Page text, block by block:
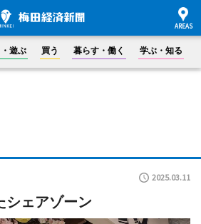
遊ぶ 買う 暮らす・働く 学ぶ・知る
2025.03.11
シェアゾーン